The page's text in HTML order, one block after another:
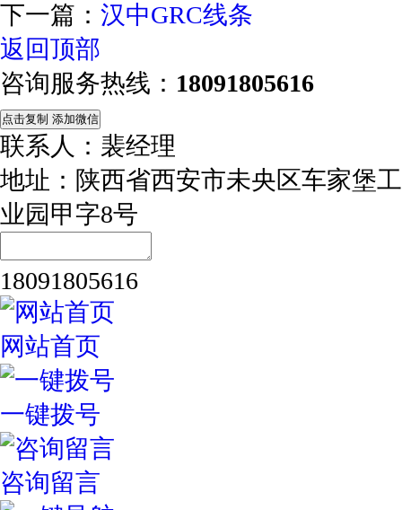
下一篇： 汉中GRC线条
返回顶部
咨询服务热线： 18091805616
点击复制 添加微信
联系人：裴经理
地址：陕西省西安市未央区车家堡工
业园甲字8号
18091805616
网站首页
一键拨号
咨询留言